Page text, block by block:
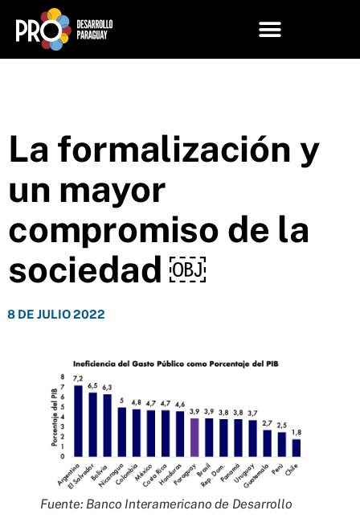
La formalización y
un mayor
compromiso de la
sociedad ￼
8 DE JULIO 2022
Fuente: Banco Interamericano de Desarrollo